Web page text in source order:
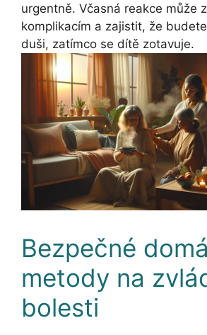
urgentně. Včasná reakce může
komplikacím a zajistit, že
duši, zatímco se dítě zotavuje.
Bezpečné
metody na
bolesti